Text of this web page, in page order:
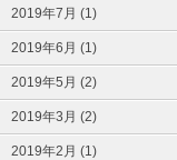
2019年7月 (1)
2019年6月 (1)
2019年5月 (2)
2019年3月 (2)
2019年2月 (1)